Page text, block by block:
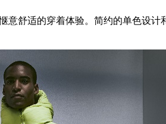
舒适的穿着体验。简约的单色设